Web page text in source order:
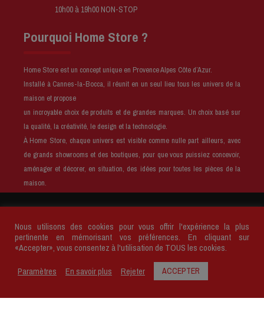
10h00 à 19h00 NON-STOP
Pourquoi Home Store ?
Home Store est un concept unique en Provence Alpes Côte d’Azur.
Installé à Cannes-la-Bocca, il réunit en un seul lieu tous les univers de la
maison et propose
un incroyable choix de produits et de grandes marques. Un choix basé sur
la qualité, la créativité, le design et la technologie.
À Home Store, chaque univers est visible comme nulle part ailleurs, avec
de grands showrooms et des boutiques, pour que vous puissiez concevoir,
aménager et décorer, en situation, des idées pour toutes les pièces de la
maison.
Tous droits réservés.
Mentions légales
Plan du site
Politique de confidentialité
Nous utilisons des cookies pour vous offrir l'expérience la plus
pertinente en mémorisant vos préférences. En cliquant sur
«Accepter», vous consentez à l'utilisation de TOUS les cookies.
Paramètres
En savoir plus Rejeter ACCEPTER